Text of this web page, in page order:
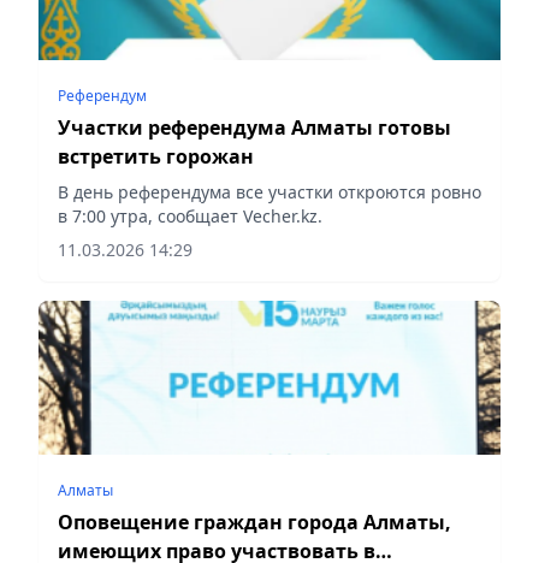
Референдум
Участки референдума Алматы готовы
встретить горожан
В день референдума все участки откроются ровно
в 7:00 утра, сообщает Vecher.kz.
11.03.2026 14:29
Алматы
Оповещение граждан города Алматы,
имеющих право участвовать в